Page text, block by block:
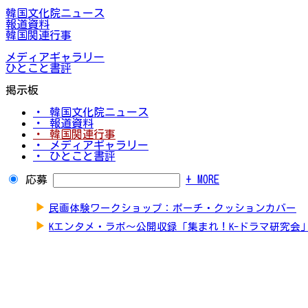
韓国文化院ニュース
報道資料
韓国関連行事
メディアギャラリー
ひとこと書評
掲示板
・ 韓国文化院ニュース
・ 報道資料
・ 韓国関連行事
・ メディアギャラリー
・ ひとこと書評
応募 + MORE
▶ 民画体験ワークショップ：ポーチ・クッションカバー
▶ Kエンタメ・ラボ～公開収録「集まれ！K-ドラマ研究会